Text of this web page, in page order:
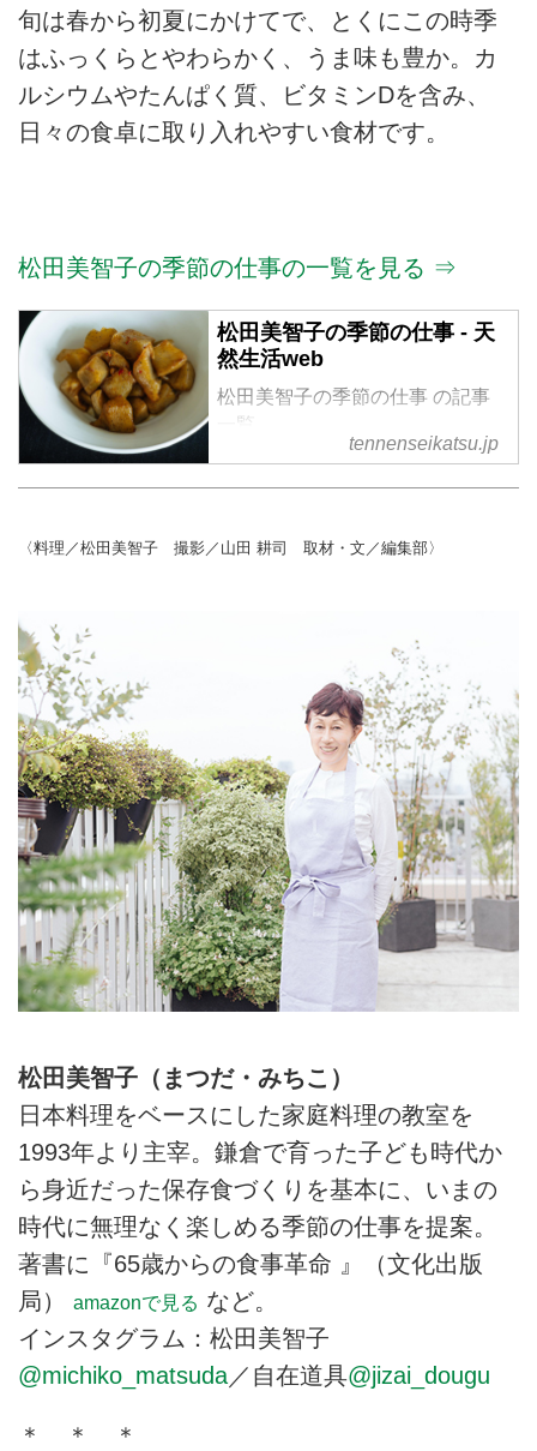
旬は春から初夏にかけてで、とくにこの時季
はふっくらとやわらかく、うま味も豊か。カ
ルシウムやたんぱく質、ビタミンDを含み、
日々の食卓に取り入れやすい食材です。
松田美智子の季節の仕事の一覧を見る ⇒
松田美智子の季節の仕事 - 天
然生活web
松田美智子の季節の仕事 の記事
一覧
tennenseikatsu.jp
〈料理／松田美智子 撮影／山田 耕司 取材・文／編集部〉
松田美智子（まつだ・みちこ）
日本料理をベースにした家庭料理の教室を
1993年より主宰。鎌倉で育った子ども時代か
ら身近だった保存食づくりを基本に、いまの
時代に無理なく楽しめる季節の仕事を提案。
著書に『65歳からの食事革命 』（文化出版
局）
amazonで見る など。
インスタグラム：松田美智子
@michiko_matsuda／自在道具@jizai_dougu
＊ ＊ ＊